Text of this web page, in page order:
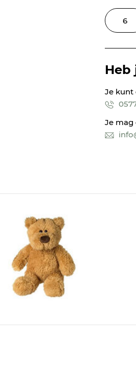
Heb
Je kunt
Je mag